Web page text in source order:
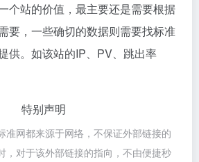
个站的价值，最主要还是需要根据
要，一些确切的数据则需要找标准
供。如该站的IP、PV、跳出率
特别声明
准网都来源于网络，不保证外部链接的
，对于该外部链接的指向，不由便捷秒